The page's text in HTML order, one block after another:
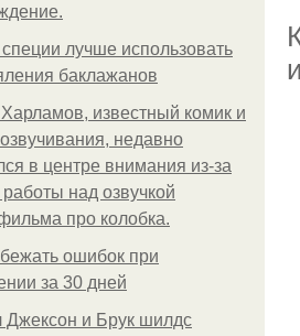
специи лучше использовать
баклажанов
Харламов, известный комик и
недавно
в центре внимания из-за
над озвучкой
про колобка.
ошибок при
за 30 дней
Джексон и Брук шилдс